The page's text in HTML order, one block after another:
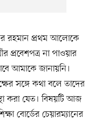
রহমান প্রথম আলোকে
প্রবেশপত্র না পাওয়ার
আমাকে জানায়নি।
সঙ্গে কথা বলে তাদের
করা যেত। বিষয়টি আজ
বোর্ডের চেয়ারম্যানের